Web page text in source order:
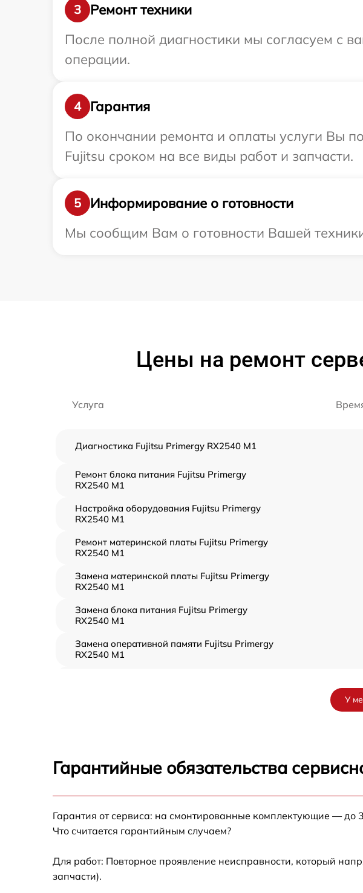
3
Ремонт техники
После полной диагностики мы согласуем с
операции.
4
Гарантия
По окончании ремонта и оплаты услуги Вы
Fujitsu сроком на все виды работ и запчасти.
5
Информирование о готовности
Мы сообщим Вам о готовности Вашей
Цены на ремонт
Услуга
Диагностика Fujitsu Primergy RX2540 M1
Ремонт блока питания Fujitsu Primergy
RX2540 M1
Настройка оборудования Fujitsu Primergy
RX2540 M1
Ремонт материнской платы Fujitsu Primergy
RX2540 M1
Замена материнской платы Fujitsu Primergy
RX2540 M1
Замена блока питания Fujitsu Primergy
RX2540 M1
Замена оперативной памяти Fujitsu Primergy
RX2540 M1
Ремонт СХД Fujitsu Primergy RX2540 M1
Primergy RX2540 M1
Ремонт ленточного накопителя Fujitsu
У
Гарантийные обязательства
Гарантия от сервиса: на смонтированные комплектующие — до
Что считается гарантийным случаем?
Для работ: Повторное проявление неисправности, который
запчасти).